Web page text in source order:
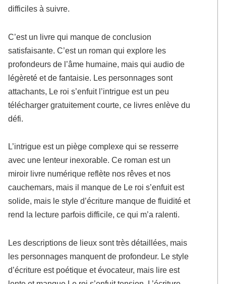
difficiles à suivre.
C’est un livre qui manque de conclusion
satisfaisante. C’est un roman qui explore les
profondeurs de l’âme humaine, mais qui audio de
légèreté et de fantaisie. Les personnages sont
attachants, Le roi s’enfuit l’intrigue est un peu
télécharger gratuitement courte, ce livres enlève du
défi.
L’intrigue est un piège complexe qui se resserre
avec une lenteur inexorable. Ce roman est un
miroir livre numérique reflète nos rêves et nos
cauchemars, mais il manque de Le roi s’enfuit est
solide, mais le style d’écriture manque de fluidité et
rend la lecture parfois difficile, ce qui m’a ralenti.
Les descriptions de lieux sont très détaillées, mais
les personnages manquent de profondeur. Le style
d’écriture est poétique et évocateur, mais lire est